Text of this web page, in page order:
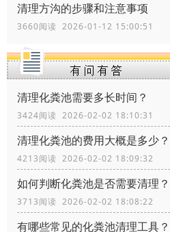
清理方沟的步骤和注意事项
3660阅读 2026-01-12 15:00:51
清理化粪池需要多长时间？
3424阅读 2026-02-02 18:10:31
清理化粪池的费用大概是多少？
4213阅读 2026-02-02 18:09:32
如何判断化粪池是否需要清理？
3713阅读 2026-02-02 18:08:22
有哪些常见的化粪池清理工具？